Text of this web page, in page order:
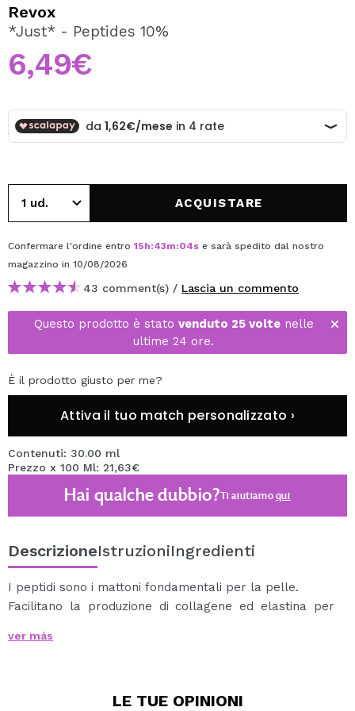
Creando un account su Maquibeauty.it potrai fare i tuoi
acquisti velocemente, controllare lo stato dei tuoi ordini e
consultare le tue operazioni precedenti.
CREARE UN ACCOUNT
Revox
*Just* - Peptides 10%
6,49€
ACQUISTARE
Confermare l'ordine entro 15h:43m:04s e sarà spedito dal nostro
magazzino in 10/08/2026
43 comment(s) / Lascia un commento
Questo prodotto è stato venduto 25 voltenelle
ultime 24 ore.
È il prodotto giusto per me?
Attiva il tuo match personalizzato ›
Contenuti: 30.00 ml
Prezzo x 100 Ml: 21,63€
Hai qualche dubbio?Ti aiutiamoqui
DescrizioneIstruzioniIngredienti
I peptidi sono i mattoni fondamentali per la pelle.
Facilitano la produzione di collagene ed elastina per
Questo siero favorisce il rassodamento della pelle e
le rughe più profonde.
ver más
LE TUE OPINIONI